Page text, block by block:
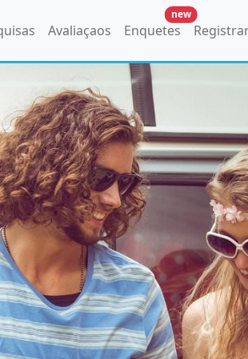
Avaliaçaos Enquetes
new